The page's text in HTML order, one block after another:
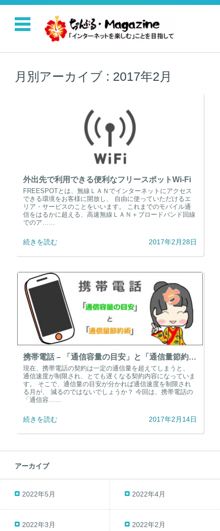
コンテンツに移動
月別アーカイブ : 2017年2月
外出先で利用できる便利なフリースポットWi-Fi
FREESPOTとは、無線ＬＡＮでインターネットにアクセス
できる環境をお客様に開放し、 自由に使っていただけるエ
リア・サービスのことをいいます。 これまでのモバイル通
信をはるかに超える、高速無線ＬＡＮ＋ブロードバンド回線
でのア……
続きを読む 2017年2月28日
携帯電話 – 「通信容量の目安」と「通信量節約術」 –
現在、携帯電話の契約は一定の通信量を超えてしまうと、
通信速度が制限され、とても遅くなる契約内容になっていま
す。 そこで、通信量の目安が分かれば通信速度を制限され
る月が、 減るのではないでしょうか？ 今回は、携帯電話の
「通信容……
続きを読む 2017年2月14日
アーカイブ
2022年5月 2022年4月
2022年3月 2022年2月